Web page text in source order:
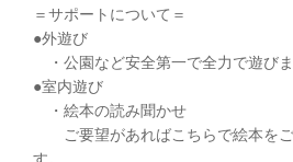
＝サポートについて＝
●外遊び
・公園など安全第一で全力で遊びま
●室内遊び
・絵本の読み聞かせ
ご要望があればこちらで絵本をご
す。